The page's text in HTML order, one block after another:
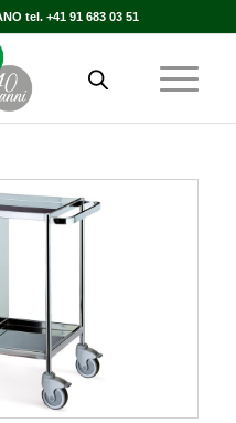
tel. +41 91 683 03 51